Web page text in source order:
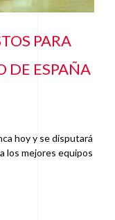
PARA
DE ESPAÑA
hoy y se disputará
los mejores equipos